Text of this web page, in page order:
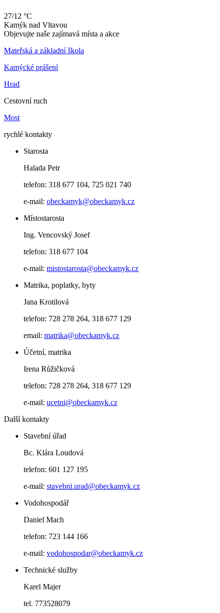
27/12 °C
Kamýk nad Vltavou
Objevujte naše zajímavá místa a akce
Mateřská a základní škola
Kamýcké prášení
Hrad
Cestovní ruch
Most
rychlé kontakty
Starosta
Halada Petr
telefon: 318 677 104, 725 021 740
e-mail: obeckamyk@obeckamyk.cz
Místostarosta
Ing. Vencovský Josef
telefon: 318 677 104
e-mail: mistostarosta@obeckamyk.cz
Matrika, poplatky, byty
Jana Krotilová
telefon: 728 278 264, 318 677 129
email: matrika@obeckamyk.cz
Účetní, matrika
Irena Růžičková
telefon: 728 278 264, 318 677 129
e-mail: ucetni@obeckamyk.cz
Další kontakty
Stavební úřad
Bc. Klára Loudová
telefon: 601 127 195
e-mail: stavebni.urad@obeckamyk.cz
Vodohospodář
Daniel Mach
telefon: 723 144 166
e-mail: vodohospodar@obeckamyk.cz
Technické služby
Karel Majer
tel. 773528079